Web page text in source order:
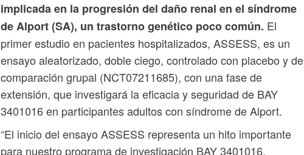
implicada en la progresión del daño renal en el síndrome
de Alport (SA), un trastorno genético poco común. El
primer estudio en pacientes hospitalizados, ASSESS, es un
ensayo aleatorizado, doble ciego, controlado con placebo y de
comparación grupal (NCT07211685), con una fase de
extensión, que investigará la eficacia y seguridad de BAY
3401016 en participantes adultos con síndrome de Alport.
“El inicio del ensayo ASSESS representa un hito importante
para nuestro programa de investigación BAY 3401016.